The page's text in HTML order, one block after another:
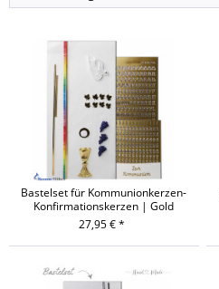
Bastelset für Kommunionkerzen-
Konfirmationskerzen | Gold
27,95 € *